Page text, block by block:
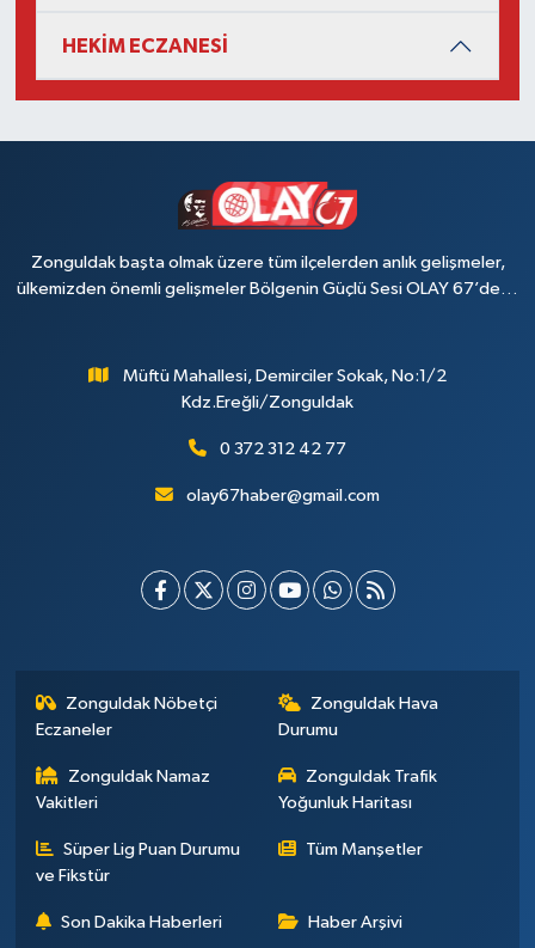
HEKİM ECZANESİ
Zonguldak başta olmak üzere tüm ilçelerden anlık gelişmeler,
ülkemizden önemli gelişmeler Bölgenin Güçlü Sesi OLAY 67’de…
Müftü Mahallesi, Demirciler Sokak, No:1/2
Kdz.Ereğli/Zonguldak
0 372 312 42 77
olay67haber@gmail.com
Zonguldak Nöbetçi
Eczaneler
Zonguldak Hava
Durumu
Zonguldak Namaz
Vakitleri
Zonguldak Trafik
Yoğunluk Haritası
Süper Lig Puan Durumu
ve Fikstür
Tüm Manşetler
Son Dakika Haberleri Haber Arşivi